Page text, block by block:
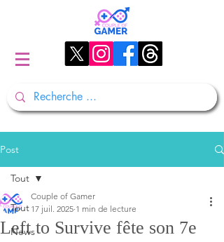
Post
Tout
News
Tout
Left to Survive fête son 7e
Couple of Gamer
17 juil. 2025 1 min de lecture